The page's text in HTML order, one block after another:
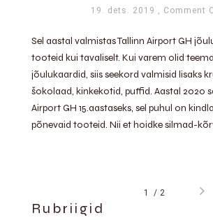
19. dets. 2019 , Comment
Sel aastal valmistas Tallinn Airport GH
tooteid kui tavaliselt. Kui varem olid
jõulukaardid, siis seekord valmisid lisaks
šokolaad, kinkekotid, puffid. Aastal 2020
Airport GH 15.aastaseks, sel puhul on
põnevaid tooteid. Nii et hoidke silmad-
1 2
Rubriigid